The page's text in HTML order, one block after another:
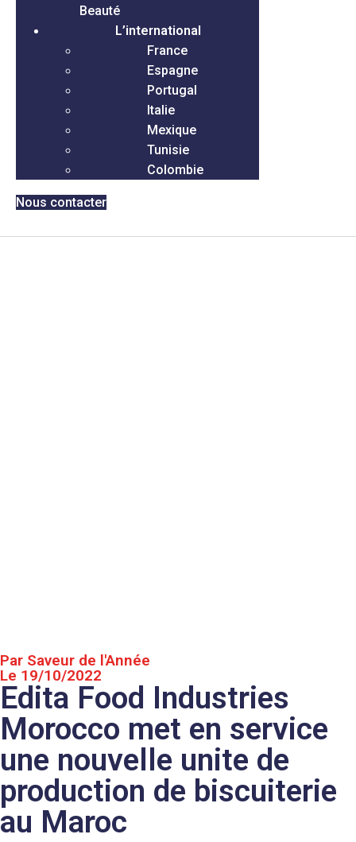
Beauté
L’international
France
Espagne
Portugal
Italie
Mexique
Tunisie
Colombie
Nous contacter
Par Saveur de l'Année
Le 19/10/2022
Edita Food Industries
Morocco met en service
une nouvelle unite de
production de biscuiterie
au Maroc